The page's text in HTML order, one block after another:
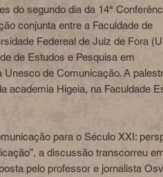
do segundo dia da 14ª
conjunta entre a Faculdade de
Federeal de Juiz de Fora
de Estudos e Pesquisa em
de Comunicação. A
academia Higeia, na Faculdade
para o Século XXI:
a discussão transcorreu
pelo professor e jornalista